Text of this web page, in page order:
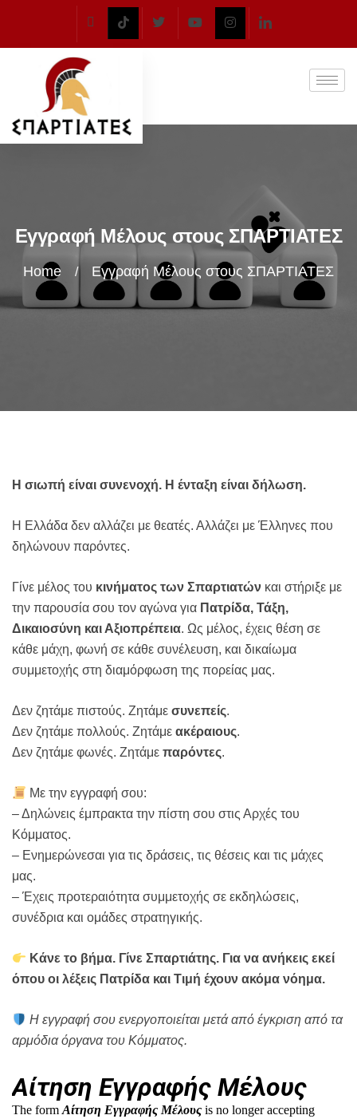
Εγγραφή Μέλους στους ΣΠΑΡΤΙΑΤΕΣ
Home / Εγγραφή Μέλους στους ΣΠΑΡΤΙΑΤΕΣ
Η σιωπή είναι συνενοχή. Η ένταξη είναι δήλωση.
Η Ελλάδα δεν αλλάζει με θεατές. Αλλάζει με Έλληνες που
δηλώνουν παρόντες.
Γίνε μέλος του κινήματος των Σπαρτιατών και στήριξε με
την παρουσία σου τον αγώνα για Πατρίδα, Τάξη,
Δικαιοσύνη και Αξιοπρέπεια. Ως μέλος, έχεις θέση σε
κάθε μάχη, φωνή σε κάθε συνέλευση, και δικαίωμα
συμμετοχής στη διαμόρφωση της πορείας μας.
Δεν ζητάμε πιστούς. Ζητάμε συνεπείς.
Δεν ζητάμε πολλούς. Ζητάμε ακέραιους.
Δεν ζητάμε φωνές. Ζητάμε παρόντες.
Με την εγγραφή σου:
– Δηλώνεις έμπρακτα την πίστη σου στις Αρχές του
Κόμματος.
– Ενημερώνεσαι για τις δράσεις, τις θέσεις και τις μάχες
μας.
– Έχεις προτεραιότητα συμμετοχής σε εκδηλώσεις,
συνέδρια και ομάδες στρατηγικής.
Κάνε το βήμα. Γίνε Σπαρτιάτης. Για να ανήκεις εκεί
όπου οι λέξεις Πατρίδα και Τιμή έχουν ακόμα νόημα.
Η εγγραφή σου ενεργοποιείται μετά από έγκριση από τα
αρμόδια όργανα του Κόμματος.